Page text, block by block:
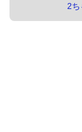
2